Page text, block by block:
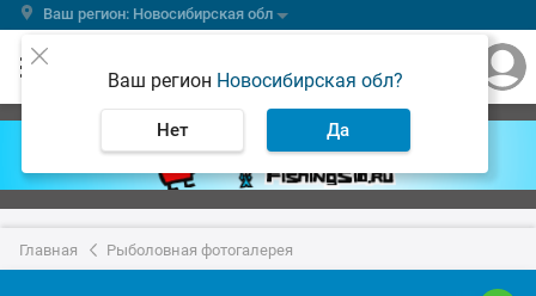
Ваш регион: Новосибирская обл
Ваш регион Новосибирская обл?
Нет Да
Главная Рыболовная фотогалерея